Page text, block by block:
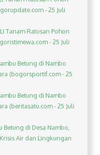
- 25 Juli
Tanam Ratusan Pohon
- 25 Juli
Betung di Nambo
(bogorsportif.com - 25
Betung di Nambo
(beritasatu.com - 25 Juli
Betung di Desa Nambo,
Air dan Lingkungan